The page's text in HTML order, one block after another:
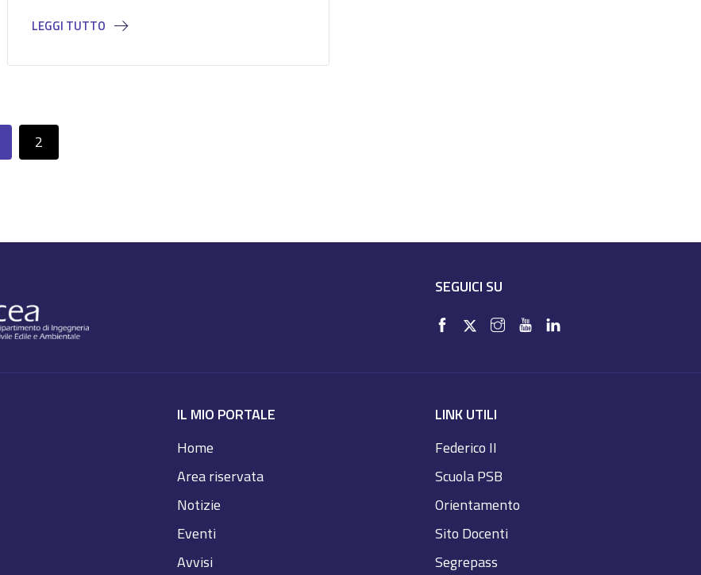
LEGGI TUTTO
2
SEGUICI SU
IL MIO PORTALE
Home
Area riservata
Notizie
Eventi
Avvisi
LINK UTILI
Federico II
Scuola PSB
Orientamento
Sito Docenti
Segrepass